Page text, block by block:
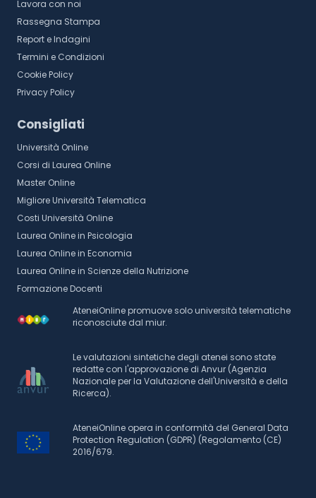
Lavora con noi
Rassegna Stampa
Report e Indagini
Termini e Condizioni
Cookie Policy
Privacy Policy
Consigliati
Università Online
Corsi di Laurea Online
Master Online
Migliore Università Telematica
Costi Università Online
Laurea Online in Psicologia
Laurea Online in Economia
Laurea Online in Scienze della Nutrizione
Formazione Docenti
AteneiOnline promuove solo università telematiche
riconosciute dal miur.
Le valutazioni sintetiche degli atenei sono state
redatte con l'approvazione di Anvur (Agenzia
Nazionale per la Valutazione dell'Università e della
Ricerca).
AteneiOnline opera in conformità del General Data
Protection Regulation (GDPR) (Regolamento (CE)
2016/679.